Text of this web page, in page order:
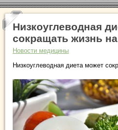
Низкоуглеводная
сокращать жизнь
Новости медицины
Низкоуглеводная диета может